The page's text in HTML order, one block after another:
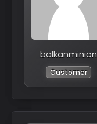
balkanminion
Customer